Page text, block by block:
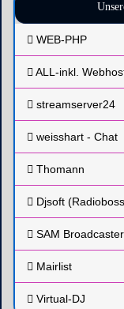
WEB-PHP
ALL-inkl.
streamserver24
weisshart - Chat
Thomann
Djsoft
SAM
Mairlist
Virtual-DJ